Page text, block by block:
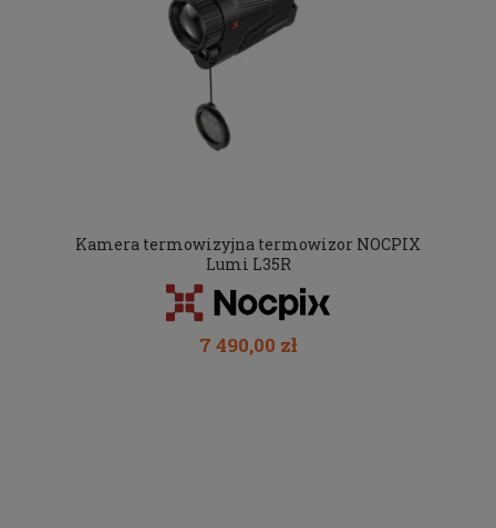
Kamera termowizyjna termowizor NOCPIX
Lumi L35R
7 490,00 zł